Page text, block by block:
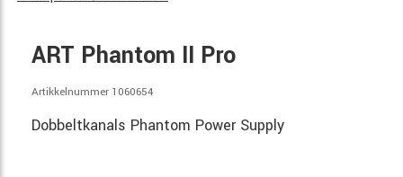
ART Phantom II Pro
Artikkelnummer 1060654
Dobbeltkanals Phantom Power Supply